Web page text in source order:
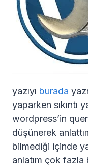
yazıyı burada
yaparken sıkıntı
wordpress’in
düşünerek
bilmediği içinde
anlatım çok fazla